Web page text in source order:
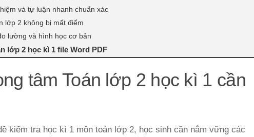
và tự luận nhanh chuẩn xác
lớp 2 không bị mất điểm
lường và hình học cơ bản
lớp 2 học kì 1 file Word PDF
tâm Toán lớp 2 học kì 1 cần
kiểm tra học kì 1 môn toán lớp 2, học sinh cần nắm vững các